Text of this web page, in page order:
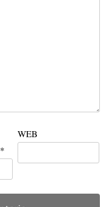
*
WEB